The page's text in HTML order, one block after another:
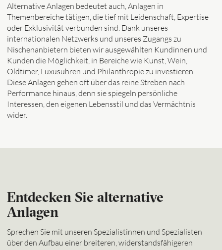
Alternative Anlagen bedeutet auch, Anlagen in
Themenbereiche tätigen, die tief mit Leidenschaft, Expertise
oder Exklusivität verbunden sind. Dank unseres
internationalen Netzwerks und unseres Zugangs zu
Nischenanbietern bieten wir ausgewählten Kundinnen und
Kunden die Möglichkeit, in Bereiche wie Kunst, Wein,
Oldtimer, Luxusuhren und Philanthropie zu investieren.
Diese Anlagen gehen oft über das reine Streben nach
Performance hinaus, denn sie spiegeln persönliche
Interessen, den eigenen Lebensstil und das Vermächtnis
wider.
Entdecken Sie alternative
Anlagen
Sprechen Sie mit unseren Spezialistinnen und Spezialisten
über den Aufbau einer breiteren, widerstandsfähigeren